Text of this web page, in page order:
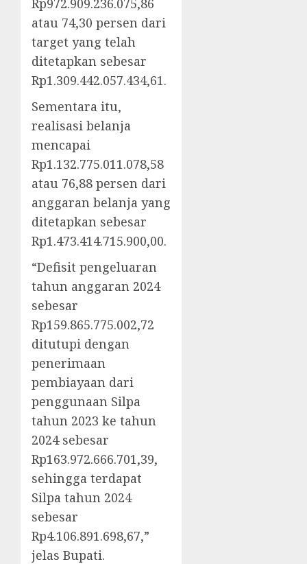
Rp972.909.236.075,86
atau 74,30 persen dari
target yang telah
ditetapkan sebesar
Rp1.309.442.057.434,61.
Sementara itu,
realisasi belanja
mencapai
Rp1.132.775.011.078,58
atau 76,88 persen dari
anggaran belanja yang
ditetapkan sebesar
Rp1.473.414.715.900,00.
“Defisit pengeluaran
tahun anggaran 2024
sebesar
Rp159.865.775.002,72
ditutupi dengan
penerimaan
pembiayaan dari
penggunaan Silpa
tahun 2023 ke tahun
2024 sebesar
Rp163.972.666.701,39,
sehingga terdapat
Silpa tahun 2024
sebesar
Rp4.106.891.698,67,”
jelas Bupati.